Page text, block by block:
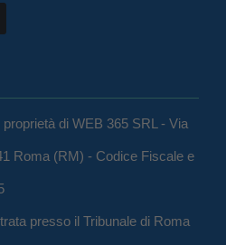
di WEB 365 SRL - Via
Roma (RM) - Codice Fiscale e
presso il Tribunale di Roma